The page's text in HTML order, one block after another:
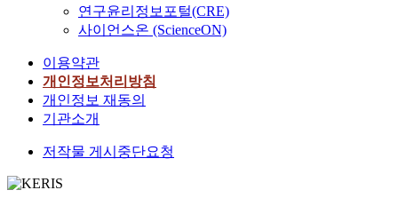
연구윤리정보포털(CRE)
사이언스온 (ScienceON)
이용약관
개인정보처리방침
개인정보 재동의
기관소개
저작물 게시중단요청